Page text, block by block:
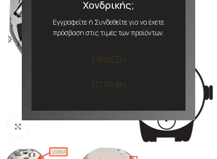
Χονδρικής;
Εγγραφείτε ή Συνδεθείτε για να έχετε
πρόσβαση στις τιμές των προϊόντων.
ΣΥΝΔΕΣΗ
ΕΓΓΡΑΦΗ